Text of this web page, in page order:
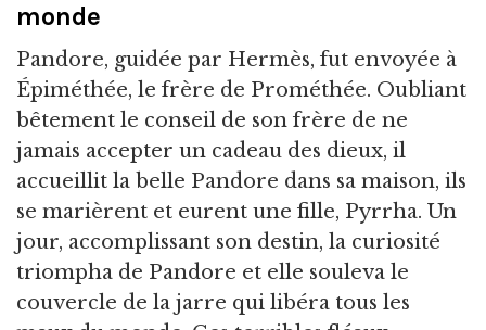
monde
Pandore, guidée par Hermès, fut envoyée à
Épiméthée, le frère de Prométhée. Oubliant
bêtement le conseil de son frère de ne
jamais accepter un cadeau des dieux, il
accueillit la belle Pandore dans sa maison, ils
se marièrent et eurent une fille, Pyrrha. Un
jour, accomplissant son destin, la curiosité
triompha de Pandore et elle souleva le
couvercle de la jarre qui libéra tous les